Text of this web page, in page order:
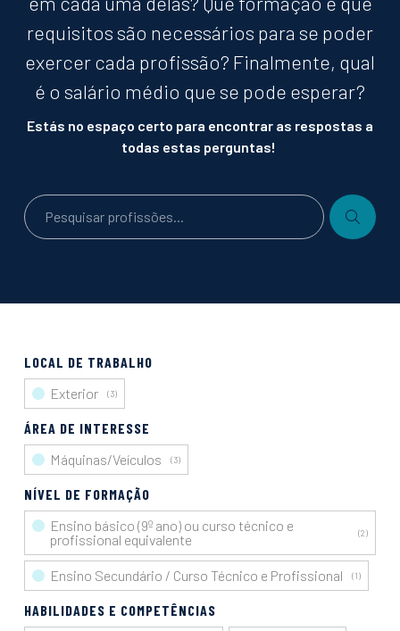
O setor AEC
Como é que a construção funciona?
Enquadramento económico e estratégico
Transição digital e tecnológica
Sustentabilidade
Notícias e artigos
Formação
Estágios
requisitos são necessários para se poder
exercer cada profissão? Finalmente, qual
é o salário médio que se pode esperar?
Estás no espaço certo para encontrar as respostas a
todas estas perguntas!
LOCAL DE TRABALHO
Exterior
(3)
ÁREA DE INTERESSE
Máquinas/Veículos
(3)
NÍVEL DE FORMAÇÃO
Ensino básico (9º ano) ou curso técnico e
profissional equivalente
(2)
Ensino Secundário / Curso Técnico e Profissional (1)
HABILIDADES E COMPETÊNCIAS